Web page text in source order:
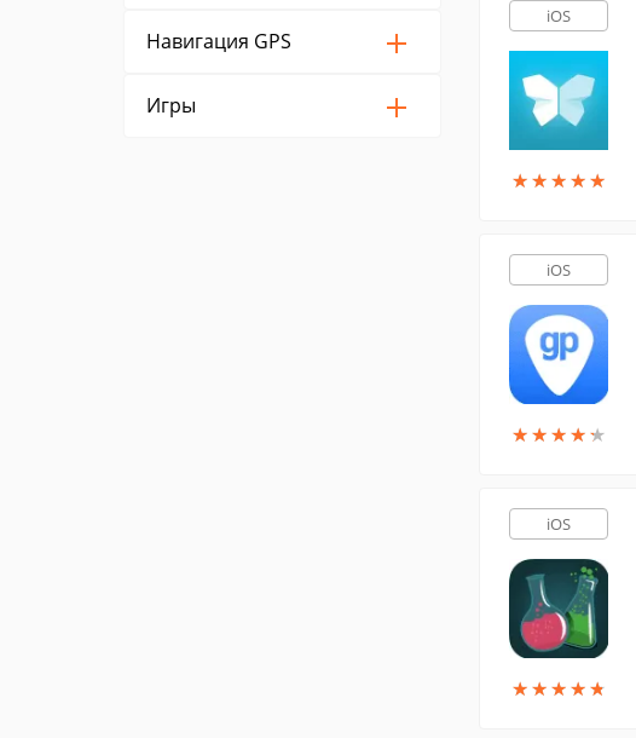
Навигация GPS
Игры
iOS
★★★★★
★★★★★
iOS
★★★★★
★★★★★
iOS
★★★★★
★★★★★